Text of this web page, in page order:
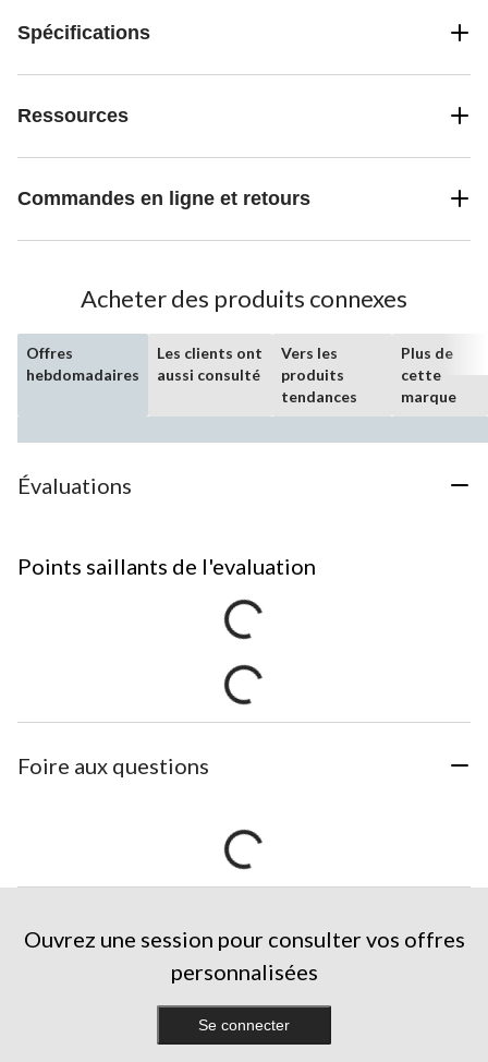
Spécifications
Ressources
Commandes en ligne et retours
Acheter des produits connexes
Offres
hebdomadaires
Les clients ont
aussi consulté
Vers les
produits
tendances
Plus de
cette
marque
Évaluations
Points saillants de l'evaluation
Foire aux questions
Ouvrez une session pour consulter vos offres
personnalisées
Se connecter